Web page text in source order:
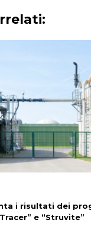
i risultati dei
e “Struvite”